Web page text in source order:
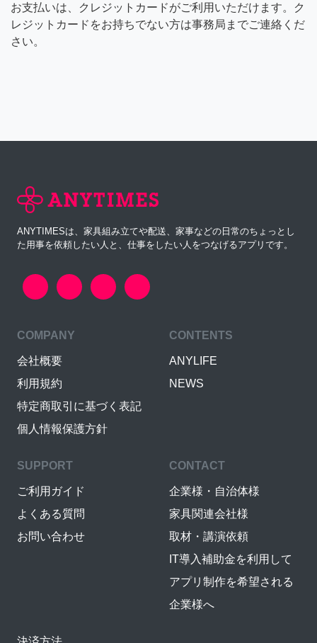
お支払いは、クレジットカードがご利用いただけます。ク
レジットカードをお持ちでない方は事務局までご連絡くだ
さい。
ANYTIMESは、家具組み立てや配送、家事などの日常のちょっとし
た用事を依頼したい人と、仕事をしたい人をつなげるアプリです。
COMPANY
会社概要
利用規約
特定商取引に基づく表記
個人情報保護方針
CONTENTS
ANYLIFE
NEWS
SUPPORT
ご利用ガイド
よくある質問
お問い合わせ
CONTACT
企業様・自治体様
家具関連会社様
取材・講演依頼
IT導入補助金を利用して
アプリ制作を希望される
企業様へ